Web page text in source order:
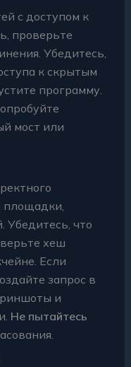
с доступом к
проверьте
Убедитесь,
к скрытым
программу.
мост или
площадки,
Убедитесь, что
хеш
Если
запрос в
и
Не пытайтесь